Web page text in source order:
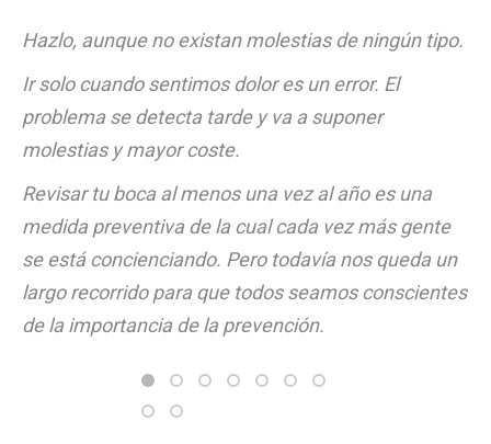
Hazlo, aunque no existan molestias de ningún tipo.
Ir solo cuando sentimos dolor es un error. El
problema se detecta tarde y va a suponer
molestias y mayor coste.
Revisar tu boca al menos una vez al año es una
medida preventiva de la cual cada vez más gente
se está concienciando. Pero todavía nos queda un
largo recorrido para que todos seamos conscientes
de la importancia de la prevención.